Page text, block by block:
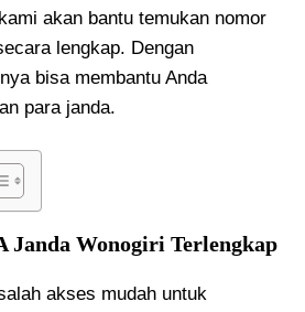
akan bantu temukan nomor
lengkap. Dengan
bisa membantu Anda
para janda.
Janda Wonogiri Terlengkap
akses mudah untuk